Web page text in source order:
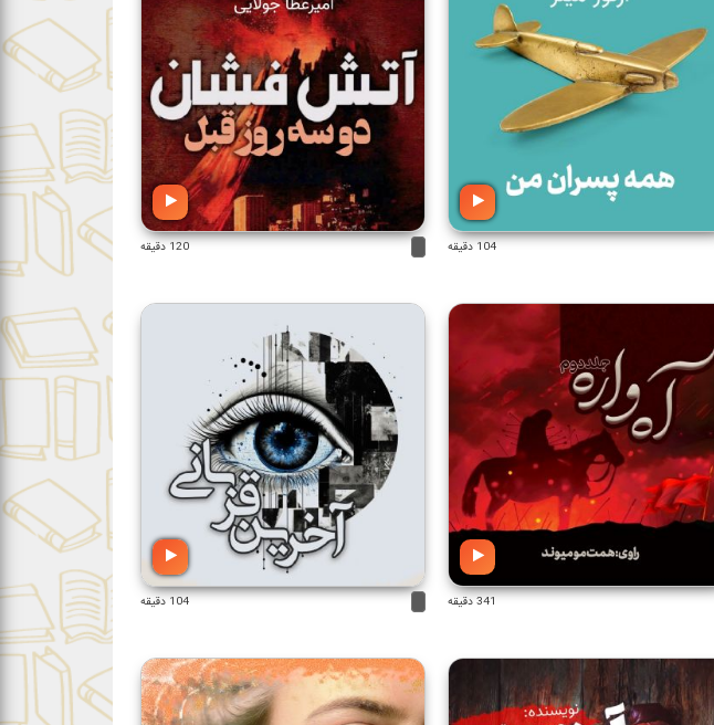
104 دقیقه 120 دقیقه
341 دقیقه 104 دقیقه